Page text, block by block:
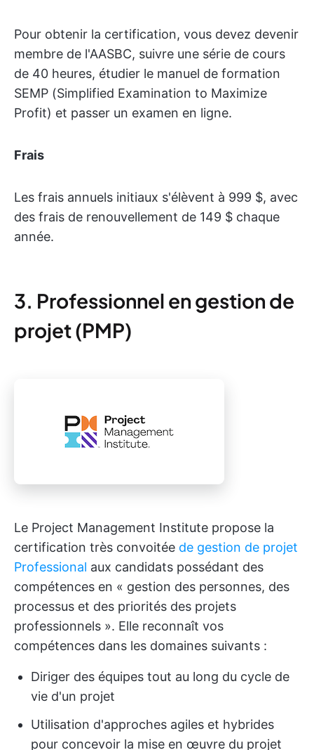
Pour obtenir la certification, vous devez devenir
membre de l'AASBC, suivre une série de cours
de 40 heures, étudier le manuel de formation
SEMP (Simplified Examination to Maximize
Profit) et passer un examen en ligne.
Frais
Les frais annuels initiaux s'élèvent à 999 $, avec
des frais de renouvellement de 149 $ chaque
année.
3. Professionnel en gestion de
projet (PMP)
Le Project Management Institute propose la
certification très convoitée de gestion de projet
Professional aux candidats possédant des
compétences en « gestion des personnes, des
processus et des priorités des projets
professionnels ». Elle reconnaît vos
compétences dans les domaines suivants :
Diriger des équipes tout au long du cycle de
vie d'un projet
Utilisation d'approches agiles et hybrides
pour concevoir la mise en œuvre du projet